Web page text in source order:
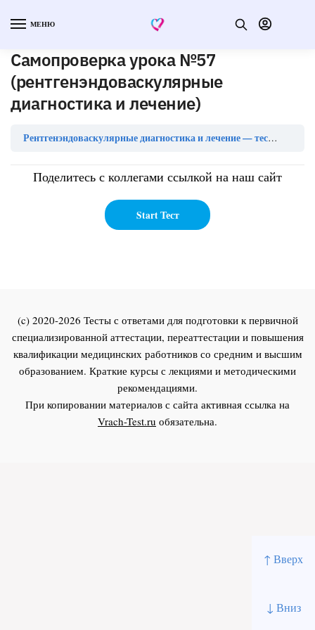
↑ Вверх
↓ Вниз
МЕНЮ
Самопроверка урока №57
(рентгенэндоваскулярные
диагностика и лечение)
Рентгенэндоваскулярные диагностика и лечение — тесты с ответами
Поделитесь с коллегами ссылкой на наш сайт
(c) 2020-2026 Тесты с ответами для подготовки к первичной
специализированной аттестации, переаттестации и повышения
квалификации медицинских работников со средним и высшим
образованием. Краткие курсы с лекциями и методическими
рекомендациями.
При копировании материалов с сайта активная ссылка на
Vrach-Test.ru обязательна.